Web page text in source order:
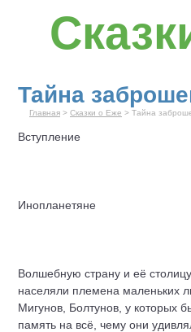
Тайна
Главная > Сказки о Еже > Тайна
Вступление
Инопланетяне
Волшебную страну и её
населяли племена маленьких
Мигунов, Болтунов, у которых
память на всё, чему они